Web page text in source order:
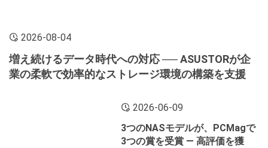
2026-08-04
増え続けるデータ時代への対応 ── ASUSTORが企
業の柔軟で効率的なストレージ環境の構築を支援
2026-06-09
3つのNASモデルが、PCMagで
3つの賞を受賞 ― 高評価を獲